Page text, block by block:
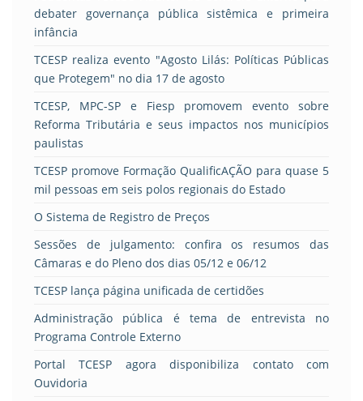
debater governança pública sistêmica e primeira
infância
TCESP realiza evento "Agosto Lilás: Políticas Públicas
que Protegem" no dia 17 de agosto
TCESP, MPC-SP e Fiesp promovem evento sobre
Reforma Tributária e seus impactos nos municípios
paulistas
TCESP promove Formação QualificAÇÃO para quase 5
mil pessoas em seis polos regionais do Estado
O Sistema de Registro de Preços
Sessões de julgamento: confira os resumos das
Câmaras e do Pleno dos dias 05/12 e 06/12
TCESP lança página unificada de certidões
Administração pública é tema de entrevista no
Programa Controle Externo
Portal TCESP agora disponibiliza contato com
Ouvidoria